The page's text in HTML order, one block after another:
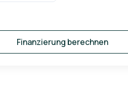
Finanzierung berechnen